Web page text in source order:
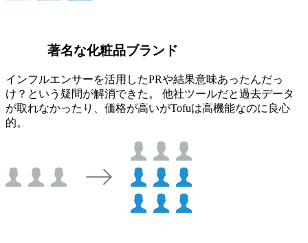
著名な化粧品ブランド
インフルエンサーを活用したPRや結果意味あったんだっ
け？という疑問が解消できた。 他社ツールだと過去データ
が取れなかったり、価格が高いがTofuは高機能なのに良心
的。